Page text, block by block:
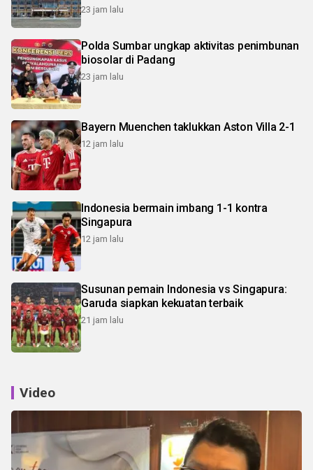
23 jam lalu
Polda Sumbar ungkap aktivitas penimbunan
biosolar di Padang
23 jam lalu
Bayern Muenchen taklukkan Aston Villa 2-1
12 jam lalu
Indonesia bermain imbang 1-1 kontra
Singapura
12 jam lalu
Susunan pemain Indonesia vs Singapura:
Garuda siapkan kekuatan terbaik
21 jam lalu
Video